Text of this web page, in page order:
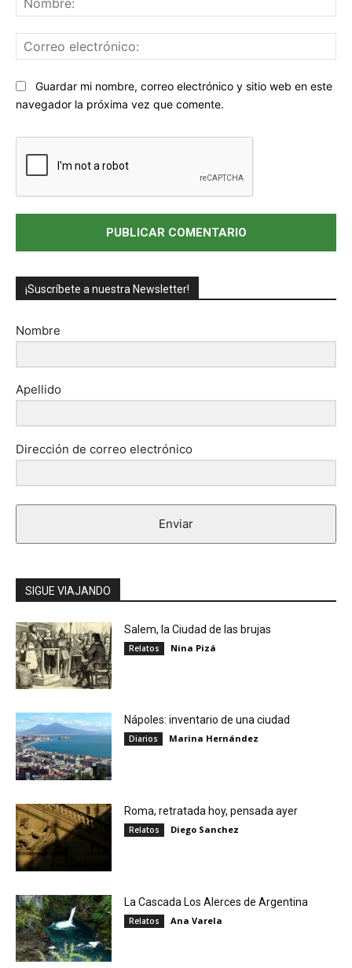
Sitio
web:
Guardar mi nombre, correo electrónico y sitio web en este
navegador la próxima vez que comente.
¡Suscríbete a nuestra Newsletter!
Nombre
Apellido
Dirección de correo electrónico
Enviar
SIGUE VIAJANDO
Salem, la Ciudad de las brujas
Relatos Nina Pizá
Nápoles: inventario de una ciudad
Diarios Marina Hernández
Roma, retratada hoy, pensada ayer
Relatos Diego Sanchez
La Cascada Los Alerces de Argentina
Relatos Ana Varela